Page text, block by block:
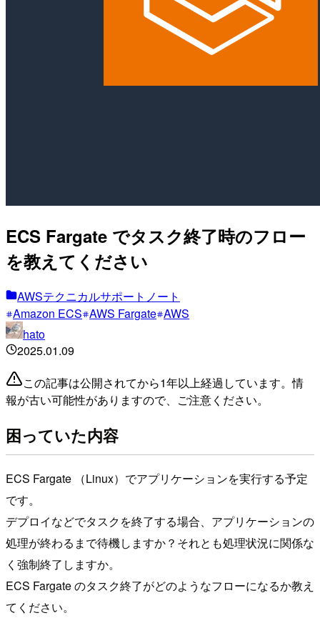
ECS Fargate でタスク終了時のフロー
を教えてください
AWSテクニカルサポートノート
Amazon ECS AWS Fargate AWS
hato
2025.01.09
この記事は公開されてから1年以上経過しています。情
報が古い可能性がありますので、ご注意ください。
困っていた内容
ECS Fargate （Linux）でアプリケーションを実行する予定
です。
デプロイなどでタスクを終了する場合、アプリケーションの
処理が終わるまで待機しますか？それとも処理状況に関係な
く強制終了しますか。
ECS Fargate のタスク終了がどのようなフローになるか教え
てください。